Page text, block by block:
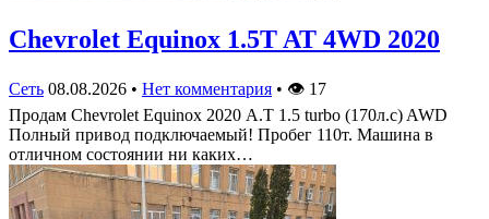
Chevrolet Equinox 1.5T AT 4WD 2020
Сеть 08.08.2026 • Нет комментария • 👁 17
Продам Chevrolet Equinox 2020 А.Т 1.5 turbo (170л.с) AWD
Полный привод подключаемый! Пробег 110т. Машина в
отличном состоянии ни каких…